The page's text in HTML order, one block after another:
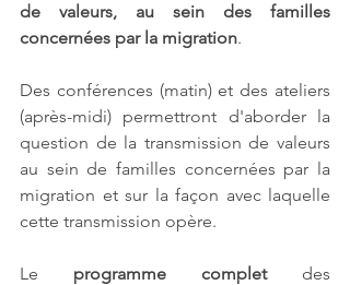
de valeurs, au sein des familles
concernées par la migration.
Des conférences (matin) et des ateliers
(après-midi) permettront d'aborder la
question de la transmission de valeurs
au sein de familles concernées par la
migration et sur la façon avec laquelle
cette transmission opère.
Le programme complet des